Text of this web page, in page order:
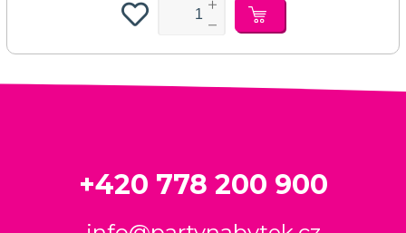
+420 778 200 900